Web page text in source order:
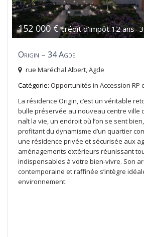
152 000 €crédit d'impôt 12 ans -
Origin – 34 Agde
rue Maréchal Albert,Agde
Catégorie: Opportunités in Accession RP
La résidence Origin, c’est un véritable
bulle préservée au nouveau centre ville
naît la vie, un endroit où l’on se sent
profitant du dynamisme d’un quartier
une résidence privée et sécurisée aux
aménagements extérieurs réunissant
indispensables à votre bien-vivre. Son
contemporaine et raffinée s’intègre
environnement.